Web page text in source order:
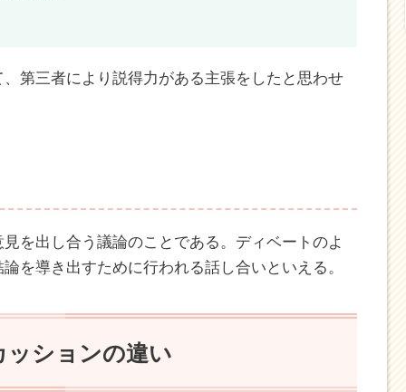
、肯定側と否定側に分かれて行う討論のことで
表する
第三者により説得力がある主張をしたと思わせ